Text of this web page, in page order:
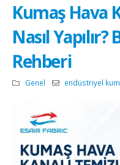
Kumaş Hava
Nasıl
Rehberi
Genel endüstriyel